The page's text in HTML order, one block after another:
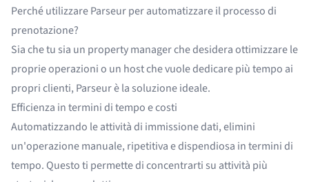
Perché utilizzare Parseur per automatizzare il processo di
prenotazione?
Sia che tu sia un property manager che desidera ottimizzare le
proprie operazioni o un host che vuole dedicare più tempo ai
propri clienti, Parseur è la soluzione ideale.
Efficienza in termini di tempo e costi
Automatizzando le attività di immissione dati, elimini
un'operazione manuale, ripetitiva e dispendiosa in termini di
tempo. Questo ti permette di concentrarti su attività più